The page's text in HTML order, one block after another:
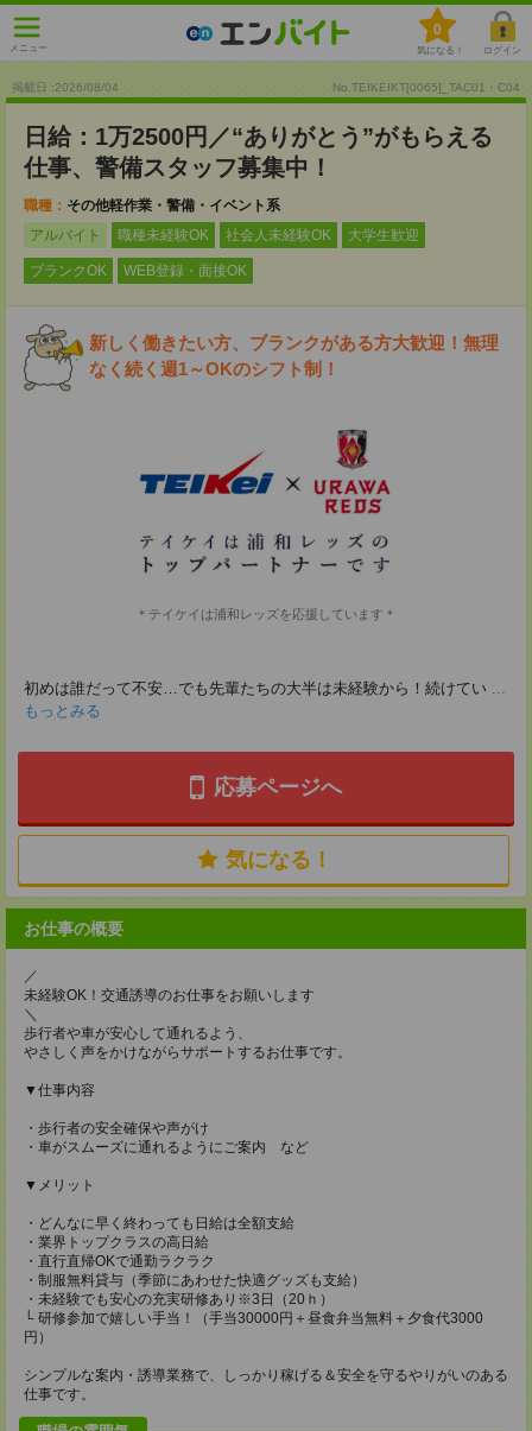
メニュー
0
気になる！ ログイン
掲載日 :2026/08/04 No.TEIKEIKT[0065]_TAC01・C04
日給：1万2500円／“ありがとう”がもらえる
仕事、警備スタッフ募集中！
職種： その他軽作業・警備・イベント系
アルバイト
職種未経験OK 社会人未経験OK 大学生歓迎
ブランクOK WEB登録・面接OK
新しく働きたい方、ブランクがある方大歓迎！無理
なく続く週1～OKのシフト制！
＊テイケイは浦和レッズを応援しています＊
初めは誰だって不安…でも先輩たちの大半は未経験から！続けてい ...
もっとみる
応募ページへ
気になる！
お仕事の概要
／
未経験OK！交通誘導のお仕事をお願いします
＼
歩行者や車が安心して通れるよう、
やさしく声をかけながらサポートするお仕事です。
▼仕事内容
・歩行者の安全確保や声がけ
・車がスムーズに通れるようにご案内 など
▼メリット
・どんなに早く終わっても日給は全額支給
・業界トップクラスの高日給
・直行直帰OKで通勤ラクラク
・制服無料貸与（季節にあわせた快適グッズも支給）
・未経験でも安心の充実研修あり※3日（20ｈ）
└ 研修参加で嬉しい手当！（手当30000円＋昼食弁当無料＋夕食代3000
円）
シンプルな案内・誘導業務で、しっかり稼げる＆安全を守るやりがいのある
仕事です。